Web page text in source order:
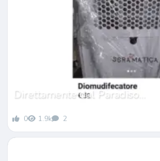
Direttamente dal Paradiso…
0 1.9k 2